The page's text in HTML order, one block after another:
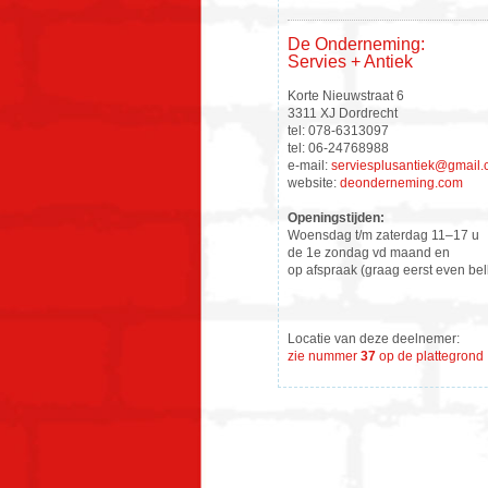
De Onderneming:
Servies + Antiek
Korte Nieuwstraat 6
3311 XJ Dordrecht
tel: 078-6313097
tel: 06-24768988
e-mail:
website: deonderneming.com
Openingstijden:
Woensdag t/m zaterdag 11–17 u
de 1e zondag vd maand en
op afspraak (graag eerst even
Locatie van deze deelnemer:
zie nummer 37op de plattegrond